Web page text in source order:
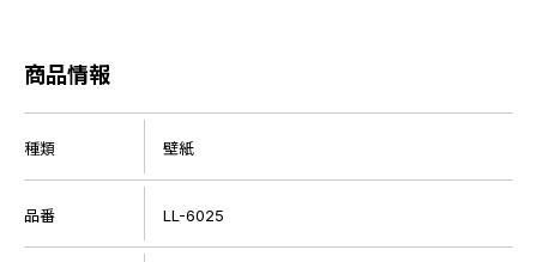
商品情報
種類 壁紙
品番 LL-6025